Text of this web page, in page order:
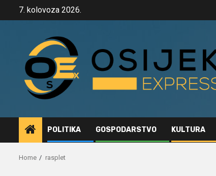
7. kolovoza 2026.
POLITIKA GOSPODARSTVO KULTURA
Home rasplet